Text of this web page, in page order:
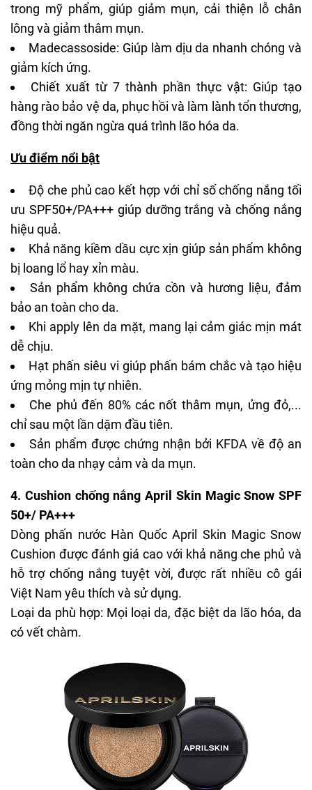
trong mỹ phẩm, giúp giảm mụn, cải thiện lỗ chân
lông và giảm thâm mụn.
Madecassoside: Giúp làm dịu da nhanh chóng và
giảm kích ứng.
Chiết xuất từ 7 thành phần thực vật: Giúp tạo
hàng rào bảo vệ da, phục hồi và làm lành tổn thương,
đồng thời ngăn ngừa quá trình lão hóa da.
Ưu điểm nổi bật
Độ che phủ cao kết hợp với chỉ số chống nắng tối
ưu SPF50+/PA+++ giúp dưỡng trắng và chống nắng
hiệu quả.
Khả năng kiềm dầu cực xịn giúp sản phẩm không
bị loang lổ hay xỉn màu.
Sản phẩm không chứa cồn và hương liệu, đảm
bảo an toàn cho da.
Khi apply lên da mặt, mang lại cảm giác mịn mát
dễ chịu.
Hạt phấn siêu vi giúp phấn bám chắc và tạo hiệu
ứng mỏng mịn tự nhiên.
Che phủ đến 80% các nốt thâm mụn, ửng đỏ,...
chỉ sau một lần dặm đầu tiên.
Sản phẩm được chứng nhận bởi KFDA về độ an
toàn cho da nhạy cảm và da mụn.
4. Cushion chống nắng April Skin Magic Snow SPF
50+/ PA+++
Dòng phấn nước Hàn QuốcApril Skin Magic Snow
Cushion được đánh giá cao với khả năng che phủ và
hỗ trợ chống nắng tuyệt vời, được rất nhiều cô gái
Việt Nam yêu thích và sử dụng.
Loại da phù hợp: Mọi loại da, đặc biệt da lão hóa, da
có vết chàm.